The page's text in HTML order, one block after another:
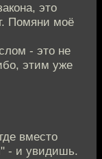
это
Помяни моё
- это не
этим уже
вместо
- и увидишь.